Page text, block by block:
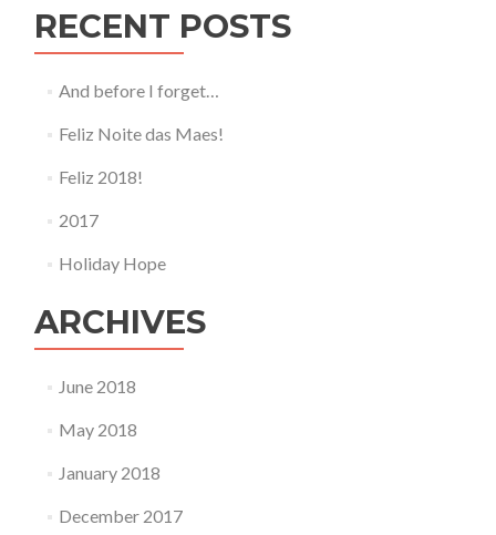
RECENT POSTS
And before I forget…
Feliz Noite das Maes!
Feliz 2018!
2017
Holiday Hope
ARCHIVES
June 2018
May 2018
January 2018
December 2017